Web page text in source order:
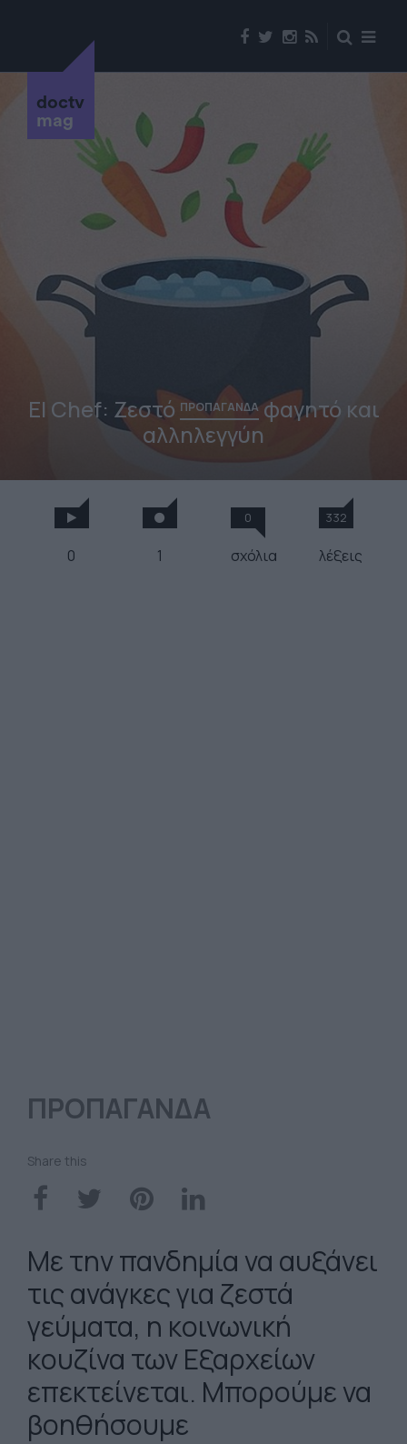
doctv
mag
El Chef: Ζεστό ΠΡΟΠΑΓΑΝΔΑφαγητό και
αλληλεγγύη
0 1
0
σχόλια
332
λέξεις
ΠΡΟΠΑΓΑΝΔΑ
Share this
Με την πανδημία να αυξάνει
τις ανάγκες για ζεστά
γεύματα, η κοινωνική
κουζίνα των Εξαρχείων
επεκτείνεται. Μπορούμε να
βοηθήσουμε